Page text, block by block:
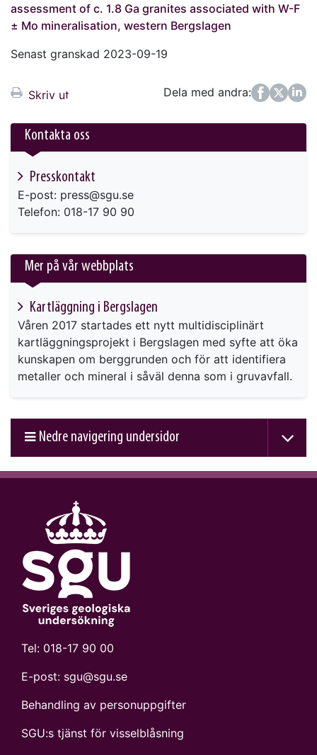
assessment of c. 1.8 Ga granites associated with W-F
± Mo mineralisation, western Bergslagen
Senast granskad 2023-09-19
Skriv ut Dela med andra:
FacebookTwitter
LinkedIn
Kontakta oss
Presskontakt
E-post: press@sgu.se
Telefon: 018-17 90 90
Mer på vår webbplats
Kartläggning i Bergslagen
Våren 2017 startades ett nytt multidisciplinärt
kartläggningsprojekt i Bergslagen med syfte att öka
kunskapen om berggrunden och för att identifiera
metaller och mineral i såväl denna som i gruvavfall.
Nedre navigering undersidor
Tel: 018-17 90 00
E-post: sgu@sgu.se
Behandling av personuppgifter
SGU:s tjänst för visselblåsning